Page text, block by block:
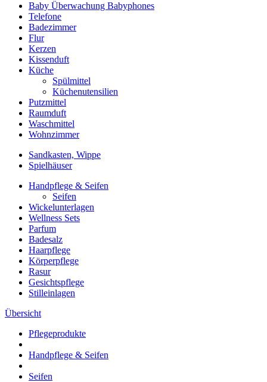
Baby Überwachung Babyphones
Telefone
Badezimmer
Flur
Kerzen
Kissenduft
Küche
Spülmittel
Küchenutensilien
Putzmittel
Raumduft
Waschmittel
Wohnzimmer
Sandkasten, Wippe
Spielhäuser
Handpflege & Seifen
Seifen
Wickelunterlagen
Wellness Sets
Parfum
Badesalz
Haarpflege
Körperpflege
Rasur
Gesichtspflege
Stilleinlagen
Übersicht
Pflegeprodukte
Handpflege & Seifen
Seifen